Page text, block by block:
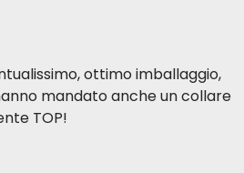
ottimo imballaggio,
mandato anche un collare
TOP!